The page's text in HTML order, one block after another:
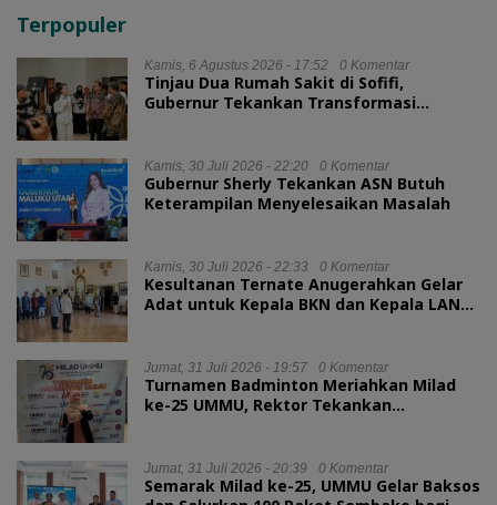
Terpopuler
Kamis, 6 Agustus 2026 - 17:52 0 Komentar
Tinjau Dua Rumah Sakit di Sofifi,
Gubernur Tekankan Transformasi
Kamis, 30 Juli 2026 - 22:20 0 Komentar
Gubernur Sherly Tekankan ASN Butuh
Keterampilan Menyelesaikan Masalah
Kamis, 30 Juli 2026 - 22:33 0 Komentar
Kesultanan Ternate Anugerahkan Gelar
Adat untuk Kepala BKN dan Kepala LAN
Jumat, 31 Juli 2026 - 19:57 0 Komentar
Turnamen Badminton Meriahkan Milad
ke-25 UMMU, Rektor Tekankan
Jumat, 31 Juli 2026 - 20:39 0 Komentar
Semarak Milad ke-25, UMMU Gelar Baksos